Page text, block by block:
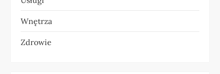
Wnętrza
Zdrowie